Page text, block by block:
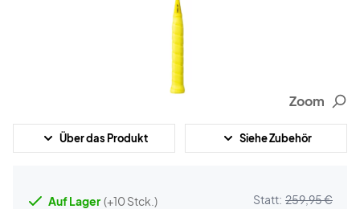
Zoom
Über das Produkt Siehe Zubehör
Auf Lager (+10 Stck.) Statt: 259,95 €